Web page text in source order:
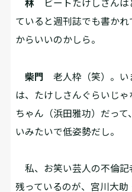
林 ビートたけしさん
ていると週刊誌でも書か
からいいのかしら。
柴門 老人枠（笑）。い
は、たけしさんぐらいじ
ちゃん（浜田雅功）だっ
いみたいで低姿勢だし。
私、お笑い芸人の不倫記
残っているのが、宮川大